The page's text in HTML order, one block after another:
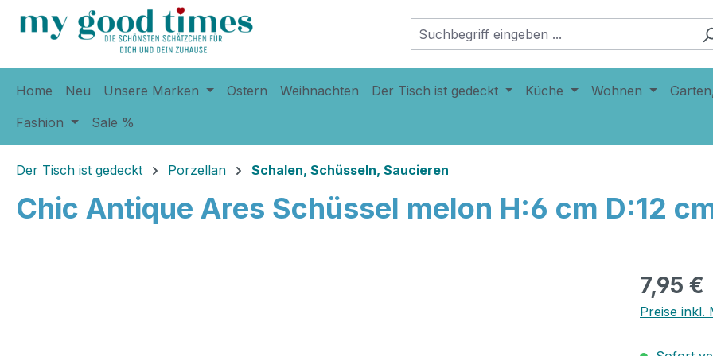
Zur Hauptnavigation springen
Home Neu Unsere Marken Ostern Weihnachten Der Tisch ist gedeckt Küche Wohnen
Fashion
Sale %
Der Tisch ist gedeckt Porzellan Schalen, Schüsseln, Saucieren
Chic Antique Ares Schüssel melon H:6 cm D:12
7,95 €
Preise inkl.